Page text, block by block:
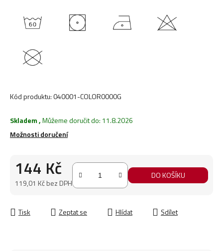
Kód produktu:040001-COLOR0000G
Skladem,Můžeme doručit do: 11.8.2026
Možnosti doručení
144 Kč
119,01 Kč bez DPH
DO KOŠÍKU
Tisk Zeptat se Hlídat Sdílet